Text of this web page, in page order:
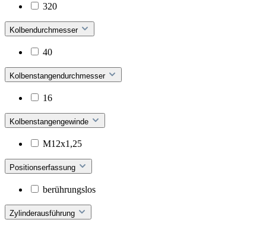
320
Kolbendurchmesser
40
Kolbenstangendurchmesser
16
Kolbenstangengewinde
M12x1,25
Positionserfassung
berührungslos
Zylinderausführung